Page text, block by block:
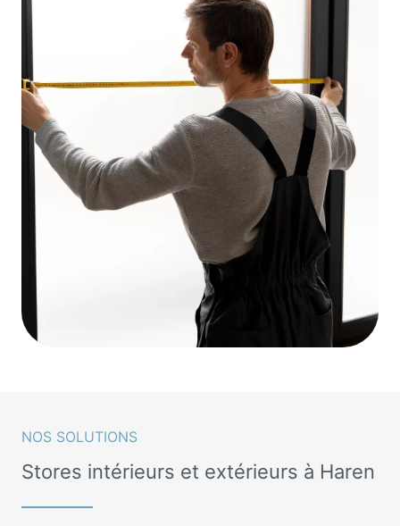
NOS SOLUTIONS
Stores intérieurs et extérieurs à Haren